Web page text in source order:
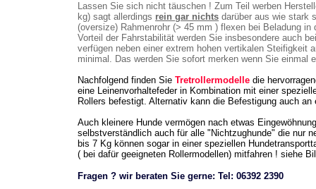
Lassen Sie sich nicht täuschen ! Zum Teil werben
kg) sagt allerdings rein gar nichts darüber aus wie stark
(oversize) Rahmenrohr (> 45 mm ) flexen bei Beladung
Vorteil der Fahrstabilität werden Sie insbesondere auch
verfügen neben einer extrem hohen vertikalen Steifigkeit
minimal. Das werden Sie sofort merken wenn Sie einmal
Nachfolgend finden Sie Tretrollermodelle die
eine Leinenvorhaltefeder in Kombination mit einer
Rollers befestigt. Alternativ kann die Befestigung auch
Auch kleinere Hunde vermögen nach etwas
selbstverständlich auch für alle "Nichtzughunde" die nur
bis 7 Kg können sogar in einer speziellen
( bei dafür geeigneten Rollermodellen) mitfahren ! siehe
Fragen ? wir beraten Sie gerne: Tel: 06392 2390